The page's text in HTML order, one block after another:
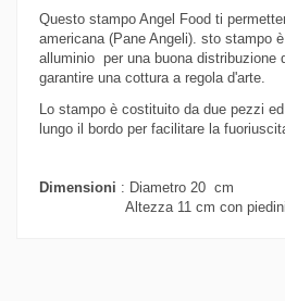
Questo stampo Angel Food ti
americana (Pane Angeli). sto stampo
alluminio per una buona distribuzione
garantire una cottura a regola d'arte.
Lo stampo è costituito da due pezzi
lungo il bordo per facilitare la
Dimensioni : Diametro 20 cm
Altezza 11 cm con piedini.